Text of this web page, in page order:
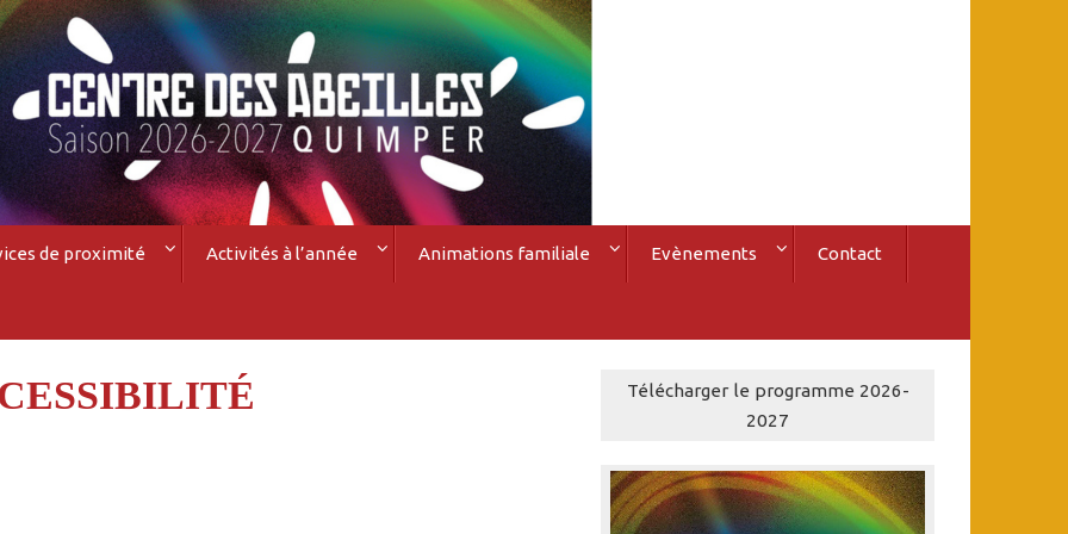
de proximité Activités à l’année Animations familiale Evènements Contact
Télécharger le programme 2026-
2027